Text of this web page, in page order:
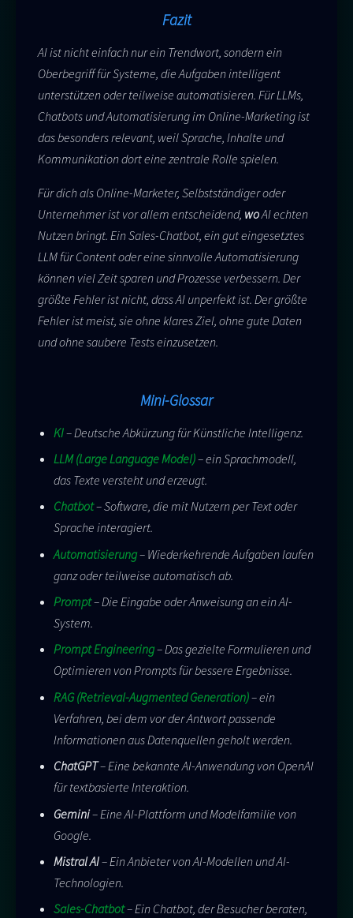
Fazit
AI ist nicht einfach nur ein Trendwort, sondern ein
Oberbegriff für Systeme, die Aufgaben intelligent
unterstützen oder teilweise automatisieren. Für LLMs,
Chatbots und Automatisierung im Online-Marketing ist
das besonders relevant, weil Sprache, Inhalte und
Kommunikation dort eine zentrale Rolle spielen.
Für dich als Online-Marketer, Selbstständiger oder
Unternehmer ist vor allem entscheidend, woAI echten
Nutzen bringt. Ein Sales-Chatbot, ein gut eingesetztes
LLM für Content oder eine sinnvolle Automatisierung
können viel Zeit sparen und Prozesse verbessern. Der
größte Fehler ist nicht, dass AI unperfekt ist. Der größte
Fehler ist meist, sie ohne klares Ziel, ohne gute Daten
und ohne saubere Tests einzusetzen.
Mini-Glossar
KI– Deutsche Abkürzung für Künstliche Intelligenz.
LLM (Large Language Model)– ein Sprachmodell,
das Texte versteht und erzeugt.
Chatbot– Software, die mit Nutzern per Text oder
Sprache interagiert.
Automatisierung– Wiederkehrende Aufgaben laufen
ganz oder teilweise automatisch ab.
Prompt– Die Eingabe oder Anweisung an ein AI-
System.
Prompt Engineering– Das gezielte Formulieren und
Optimieren von Prompts für bessere Ergebnisse.
RAG (Retrieval-Augmented Generation)– ein
Verfahren, bei dem vor der Antwort passende
Informationen aus Datenquellen geholt werden.
ChatGPT– Eine bekannte AI-Anwendung von OpenAI
für textbasierte Interaktion.
Gemini– Eine AI-Plattform und Modelfamilie von
Google.
Mistral AI– Ein Anbieter von AI-Modellen und AI-
Technologien.
Sales-Chatbot– Ein Chatbot, der Besucher beraten,